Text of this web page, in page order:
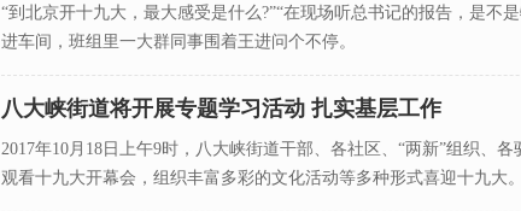
“到北京开十九大，最大感受是什么?”“在现场听总书记的报告，是不
进车间，班组里一大群同事围着王进问个不停。
八大峡街道将开展专题学习活动 扎实基层工作
2017年10月18日上午9时，八大峡街道干部、各社区、“两新”组织、各
观看十九大开幕会，组织丰富多彩的文化活动等多种形式喜迎十九大。